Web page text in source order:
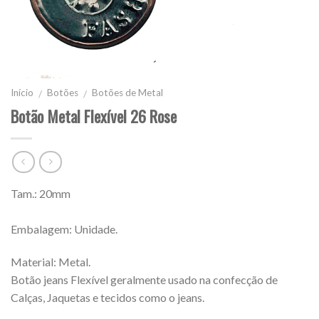
Início / Botões / Botões de Metal
Botão Metal Flexível 26 Rose
Tam.: 20mm
Embalagem: Unidade.
Material: Metal.
Botão jeans Flexível geralmente usado na confecção de
Calças, Jaquetas e tecidos como o jeans.